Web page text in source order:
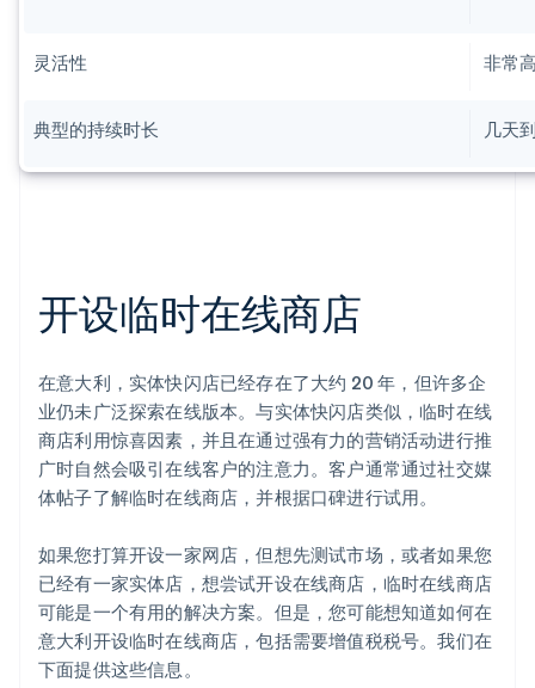
灵活性 非常
典型的持续时长 几天
开设临时在线商店
在意大利，实体快闪店已经存在了大约 20 年，但许多企
业仍未广泛探索在线版本。与实体快闪店类似，临时在线
商店利用惊喜因素，并且在通过强有力的营销活动进行推
广时自然会吸引在线客户的注意力。客户通常通过社交媒
体帖子了解临时在线商店，并根据口碑进行试用。
如果您打算开设一家网店，但想先测试市场，或者如果您
已经有一家实体店，想尝试开设在线商店，临时在线商店
可能是一个有用的解决方案。但是，您可能想知道如何在
意大利开设临时在线商店，包括需要增值税税号。我们在
下面提供这些信息。